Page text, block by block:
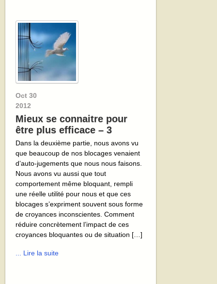
Oct 30
2012
Mieux se connaitre pour
être plus efficace – 3
Dans la deuxième partie, nous avons vu
que beaucoup de nos blocages venaient
d’auto-jugements que nous nous faisons.
Nous avons vu aussi que tout
comportement même bloquant, rempli
une réelle utilité pour nous et que ces
blocages s’expriment souvent sous forme
de croyances inconscientes. Comment
réduire concrètement l’impact de ces
croyances bloquantes ou de situation […]
... Lire la suite